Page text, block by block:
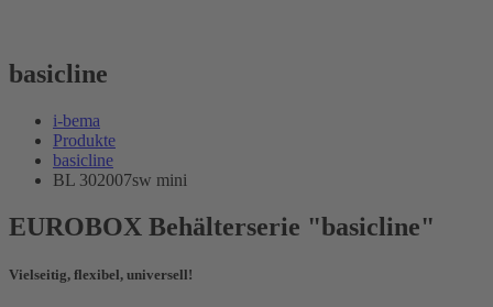
basicline
i-bema
Produkte
basicline
BL 302007sw mini
EUROBOX Behälterserie "basicline"
Vielseitig, flexibel, universell!